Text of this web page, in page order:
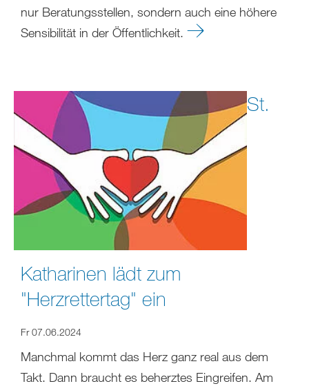
nur Beratungsstellen, sondern auch eine höhere
Sensibilität in der Öffentlichkeit.
St.
Katharinen lädt zum
"Herzrettertag" ein
Fr 07.06.2024
Manchmal kommt das Herz ganz real aus dem
Takt. Dann braucht es beherztes Eingreifen. Am